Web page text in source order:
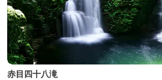
赤目四十八滝